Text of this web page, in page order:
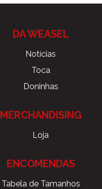
DA WEASEL
Notícias
Toca
Doninhas
MERCHANDISING
Loja
ENCOMENDAS
Tabela de Tamanhos